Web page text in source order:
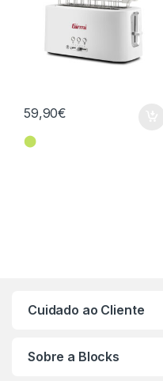
59,90€
⬤
Cuidado ao Cliente
Sobre a Blocks